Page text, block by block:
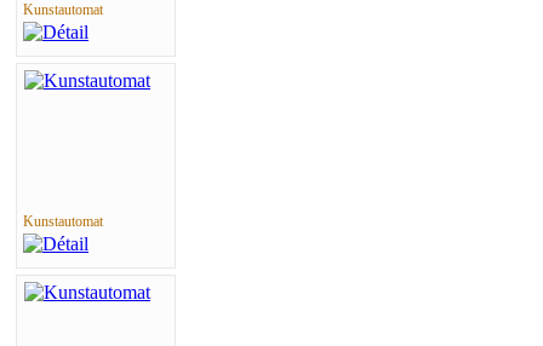
Kunstautomat
Kunstautomat